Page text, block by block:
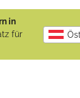
in
für